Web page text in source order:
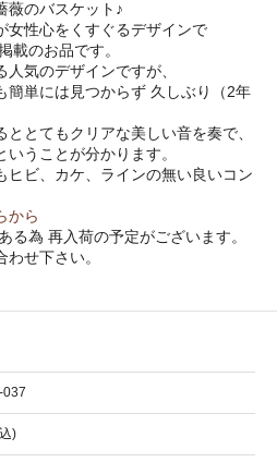
薇のバスケット♪
女性心をくすぐるデザインで
載のお品です。
気のデザインですが、
簡単には見つからず 久しぶり（2年
とてもクリアな美しい音を奏で、
いうことが分かります。
ヒビ、カケ、ラインの無い良いコン
から
為 再入荷の予定がございます。
せ下さい。
037
)